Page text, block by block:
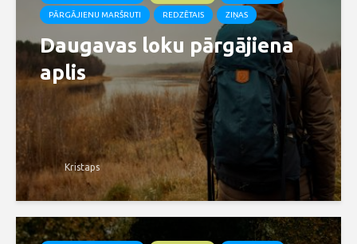
PĀRGĀJIENU MARŠRUTI REDZĒTAIS ZIŅAS
Daugavas loku pārgājiena
aplis
Kristaps